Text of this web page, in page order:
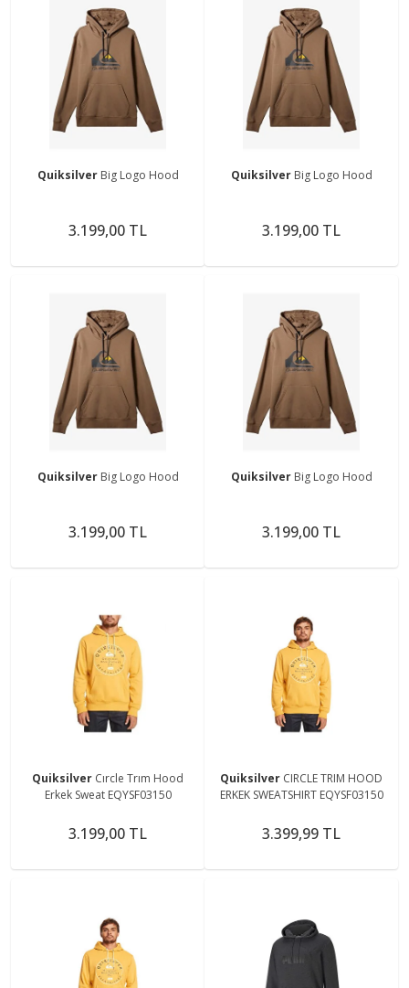
Quiksilver Big Logo Hood
3.199,00 TL
Quiksilver Big Logo Hood
3.199,00 TL
Quiksilver Big Logo Hood
3.199,00 TL
Quiksilver Big Logo Hood
3.199,00 TL
Quiksilver Cırcle Trım Hood
Erkek Sweat EQYSF03150
3.199,00 TL
Quiksilver CIRCLE TRIM HOOD
ERKEK SWEATSHIRT EQYSF03150
3.399,99 TL